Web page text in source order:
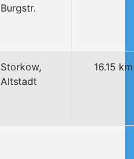
Burgstr.
Storkow,
Altstadt
16.15 km